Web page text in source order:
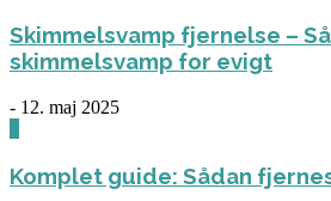
Skimmelsvamp fjernelse –
skimmelsvamp for evigt
- 12. maj 2025
Komplet guide: Sådan